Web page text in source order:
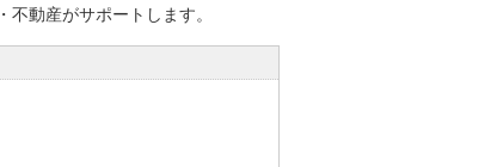
動産がサポートします。